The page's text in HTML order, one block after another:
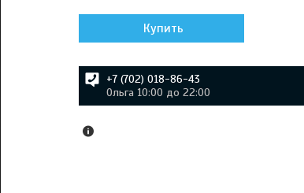
Купить
+7 (702) 018-86-43
Ольга 10:00 до 22:00